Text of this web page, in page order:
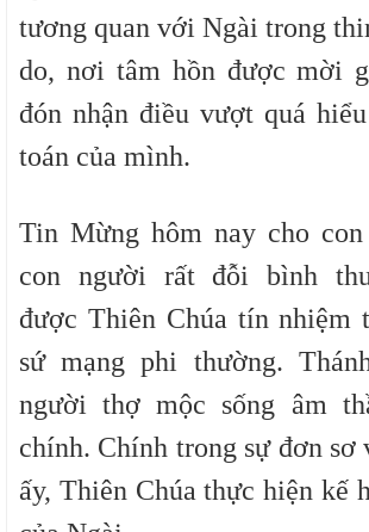
tương quan với Ngài trong
do, nơi tâm hồn được mời
đón nhận điều vượt quá
toán của mình.
Tin Mừng hôm nay cho
con người rất đỗi bình
được Thiên Chúa tín nhiệm
sứ mạng phi thường.
người thợ mộc sống âm
chính. Chính trong sự đơn sơ
ấy, Thiên Chúa thực hiện kế